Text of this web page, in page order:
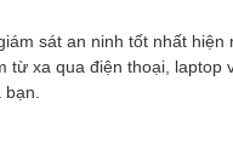
sát an ninh tốt nhất
từ xa qua điện thoại,